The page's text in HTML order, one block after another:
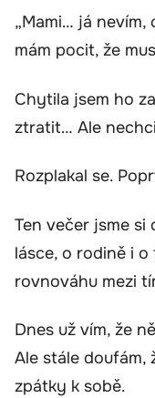
„Mami… já nevím,
mám pocit, že
Chytila jsem ho
ztratit… Ale
Rozplakal se.
Ten večer jsme si
lásce, o rodině i
rovnováhu mezi
Dnes už vím, že
Ale stále doufám,
zpátky k sobě.